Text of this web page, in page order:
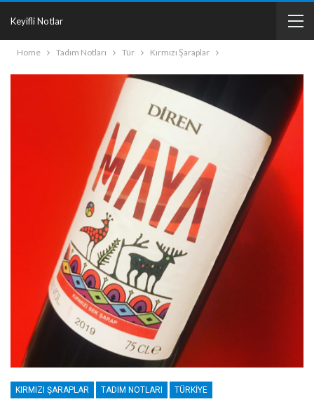
Keyifli Notlar
Home Tadım Notları Tür Kırmızı Şaraplar
KIRMIZI ŞARAPLAR TADIM NOTLARI TÜRKIYE